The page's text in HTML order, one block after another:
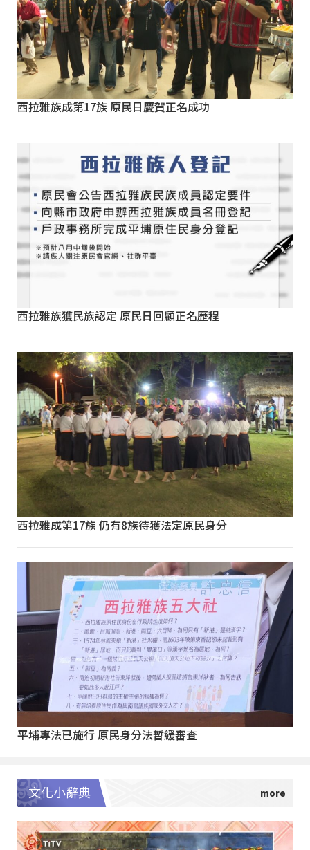
西拉雅族成第17族 原民日慶賀正名成功
西拉雅族獲民族認定 原民日回顧正名歷程
西拉雅成第17族 仍有8族待獲法定原民身分
平埔專法已施行 原民身分法暫緩審查
文化小辭典